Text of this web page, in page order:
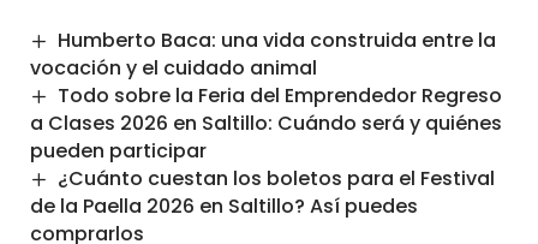
Humberto Baca: una vida construida entre la
vocación y el cuidado animal
Todo sobre la Feria del Emprendedor Regreso
a Clases 2026 en Saltillo: Cuándo será y quiénes
pueden participar
¿Cuánto cuestan los boletos para el Festival
de la Paella 2026 en Saltillo? Así puedes
comprarlos